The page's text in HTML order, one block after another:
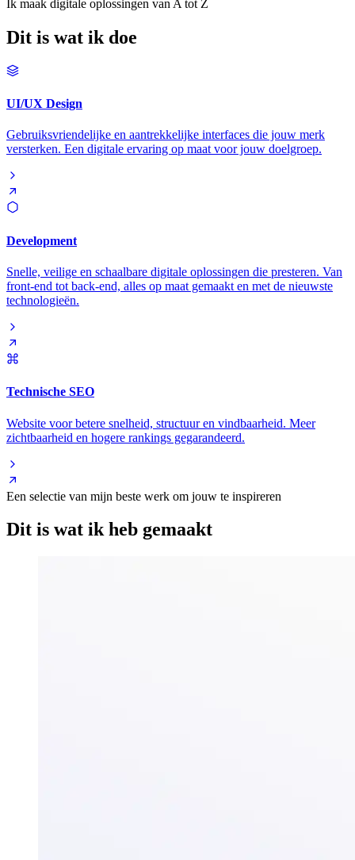
Ik maak digitale oplossingen van A tot Z
Dit is wat ik doe
UI/UX Design
Gebruiksvriendelijke en aantrekkelijke interfaces die jouw merk
versterken. Een digitale ervaring op maat voor jouw doelgroep.
Development
Snelle, veilige en schaalbare digitale oplossingen die presteren. Van
front-end tot back-end, alles op maat gemaakt en met de nieuwste
technologieën.
Technische SEO
Website voor betere snelheid, structuur en vindbaarheid. Meer
zichtbaarheid en hogere rankings gegarandeerd.
Een selectie van mijn beste werk om jouw te inspireren
Dit is wat ik heb gemaakt